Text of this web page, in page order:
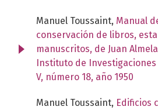
Manuel Toussaint, Manual
conservación de libros,
manuscritos, de Juan
Instituto de Investigaciones
V, número 18, año 1950
Manuel Toussaint, Edificios